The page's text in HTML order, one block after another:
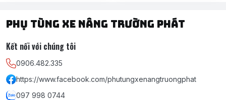
PHỤ TÙNG XE NÂNG TRƯỜNG PHÁT
Kết nối với chúng tôi
0906.482.335
https://www.facebook.com/phutungxenangtruongphat
097 998 0744